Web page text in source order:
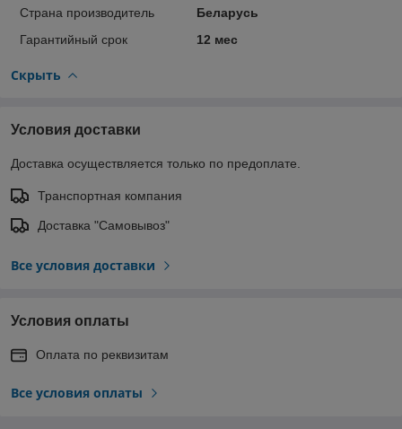
Страна производитель
Беларусь
Гарантийный срок
12 мес
Скрыть
Условия доставки
Доставка осуществляется только по предоплате.
Транспортная компания
Доставка "Самовывоз"
Все условия доставки
Условия оплаты
Оплата по реквизитам
Все условия оплаты